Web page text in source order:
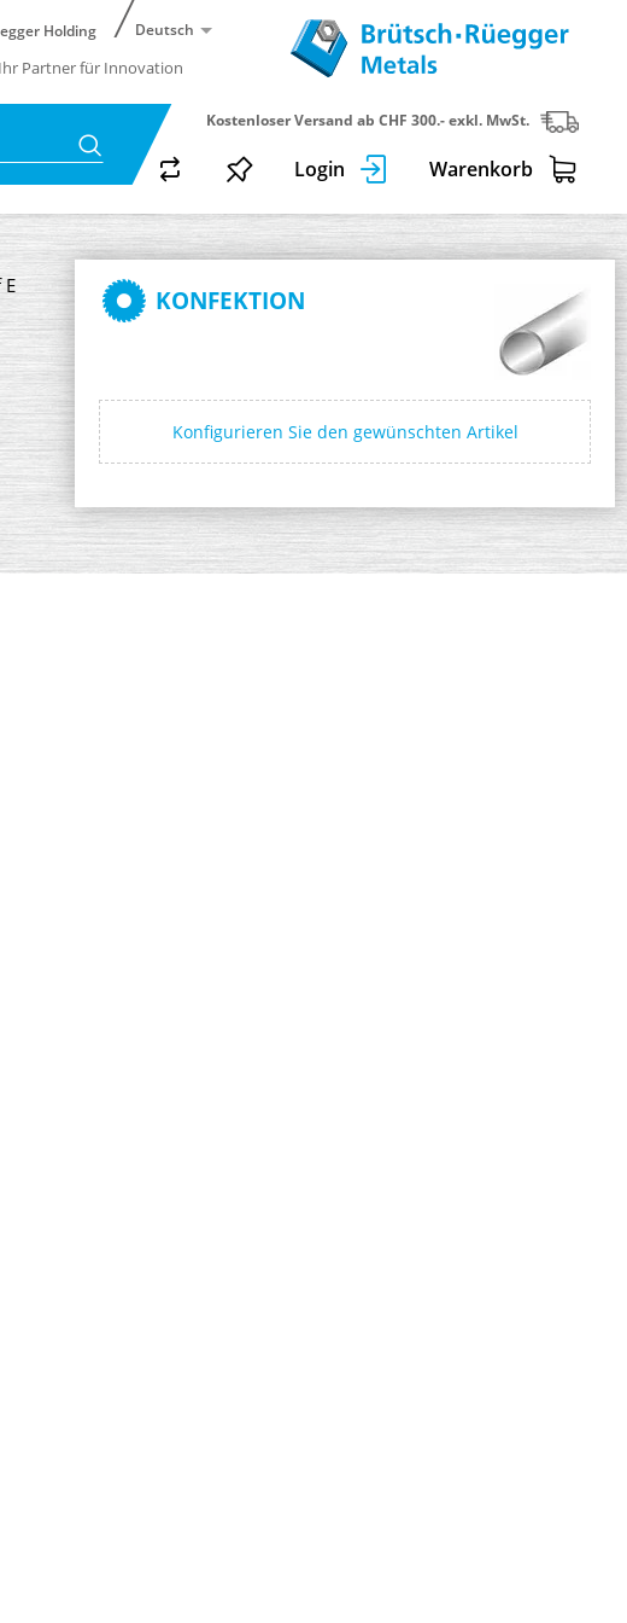
Holding Deutsch
Ihr Partner für Innovation
Kostenloser Versand ab CHF 300.- exkl. MwSt.
Login Warenkorb
KONFEKTION
Konfigurieren Sie den gewünschten Artikel